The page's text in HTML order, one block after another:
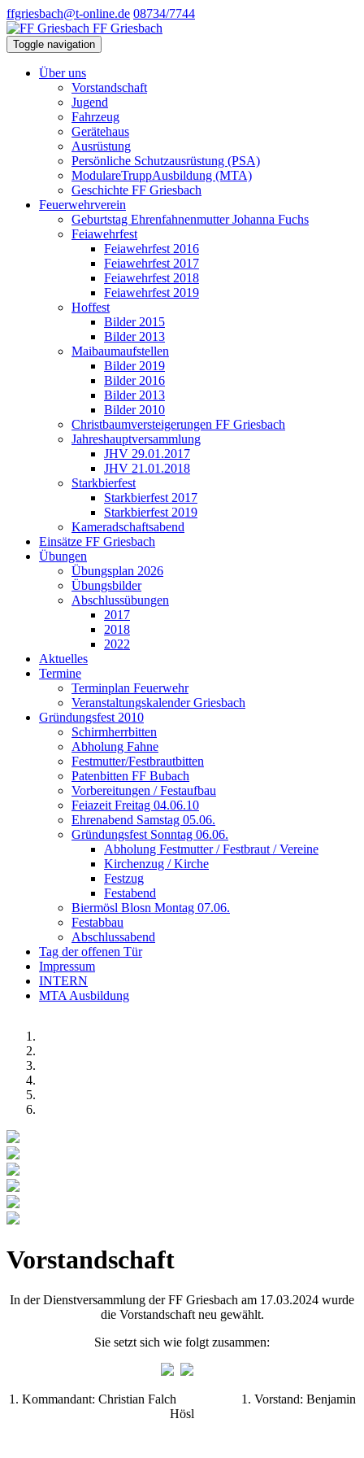
ffgriesbach@t-online.de 08734/7744
FF Griesbach
Toggle navigation
Über uns
Vorstandschaft
Jugend
Fahrzeug
Gerätehaus
Ausrüstung
Persönliche Schutzausrüstung (PSA)
ModulareTruppAusbildung (MTA)
Geschichte FF Griesbach
Feuerwehrverein
Geburtstag Ehrenfahnenmutter Johanna Fuchs
Feiawehrfest
Feiawehrfest 2016
Feiawehrfest 2017
Feiawehrfest 2018
Feiawehrfest 2019
Hoffest
Bilder 2015
Bilder 2013
Maibaumaufstellen
Bilder 2019
Bilder 2016
Bilder 2013
Bilder 2010
Christbaumversteigerungen FF Griesbach
Jahreshauptversammlung
JHV 29.01.2017
JHV 21.01.2018
Starkbierfest
Starkbierfest 2017
Starkbierfest 2019
Kameradschaftsabend
Einsätze FF Griesbach
Übungen
Übungsplan 2026
Übungsbilder
Abschlussübungen
2017
2018
2022
Aktuelles
Termine
Terminplan Feuerwehr
Veranstaltungskalender Griesbach
Gründungsfest 2010
Schirmherrbitten
Abholung Fahne
Festmutter/Festbrautbitten
Patenbitten FF Bubach
Vorbereitungen / Festaufbau
Feiazeit Freitag 04.06.10
Ehrenabend Samstag 05.06.
Gründungsfest Sonntag 06.06.
Abholung Festmutter / Festbraut / Vereine
Kirchenzug / Kirche
Festzug
Festabend
Biermösl Blosn Montag 07.06.
Festabbau
Abschlussabend
Tag der offenen Tür
Impressum
INTERN
MTA Ausbildung
Vorstandschaft
In der Dienstversammlung der FF Griesbach am 17.03.2024 wurde
die Vorstandschaft neu gewählt.
Sie setzt sich wie folgt zusammen:
1. Kommandant: Christian Falch 1. Vorstand: Benjamin
Hösl